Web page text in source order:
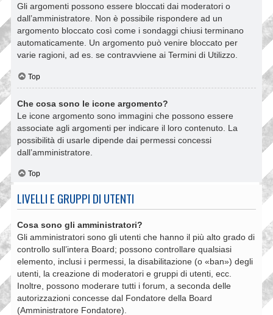
Gli argomenti possono essere bloccati dai moderatori o
dall’amministratore. Non è possibile rispondere ad un
argomento bloccato così come i sondaggi chiusi terminano
automaticamente. Un argomento può venire bloccato per
varie ragioni, ad es. se contravviene ai Termini di Utilizzo.
Top
Che cosa sono le icone argomento?
Le icone argomento sono immagini che possono essere
associate agli argomenti per indicare il loro contenuto. La
possibilità di usarle dipende dai permessi concessi
dall’amministratore.
Top
LIVELLI E GRUPPI DI UTENTI
Cosa sono gli amministratori?
Gli amministratori sono gli utenti che hanno il più alto grado di
controllo sull’intera Board; possono controllare qualsiasi
elemento, inclusi i permessi, la disabilitazione (o «ban») degli
utenti, la creazione di moderatori e gruppi di utenti, ecc.
Inoltre, possono moderare tutti i forum, a seconda delle
autorizzazioni concesse dal Fondatore della Board
(Amministratore Fondatore).